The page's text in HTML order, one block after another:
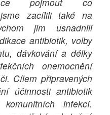
zacílili také na
jim usnadnili
antibiotik, volby
dávkování a délky
onemocnění
Cílem připravených
účinnosti antibiotik
infekcí.